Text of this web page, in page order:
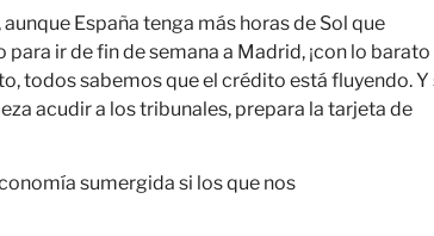
España tenga más horas de Sol que
ir de fin de semana a Madrid, ¡con lo barato
todos sabemos que el crédito está fluyendo. Y
acudir a los tribunales, prepara la tarjeta de
sumergida si los que nos